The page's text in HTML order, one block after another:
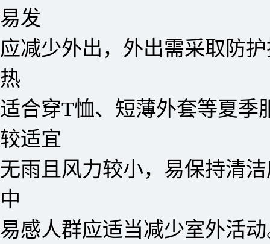
易发
应减少外出，外出需采取防
热
适合穿T恤、短薄外套等夏季
较适宜
无雨且风力较小，易保持清
中
易感人群应适当减少室外活